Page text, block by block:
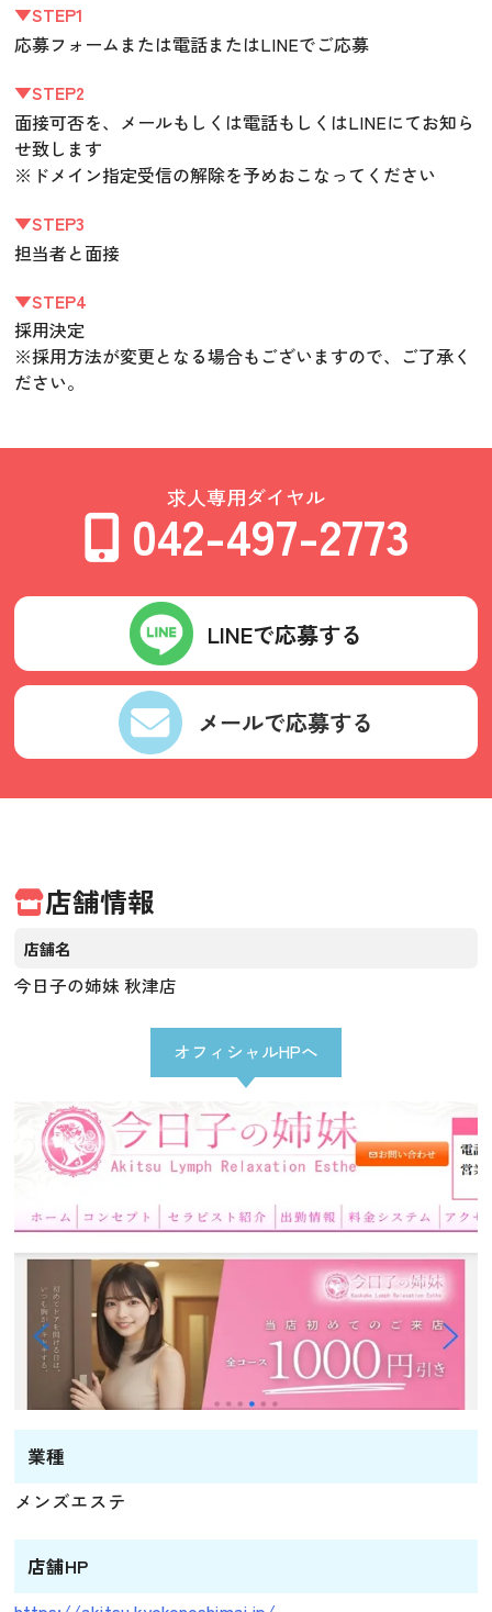
▼STEP1
応募フォームまたは電話またはLINEでご応募
▼STEP2
面接可否を、メールもしくは電話もしくはLINEにてお知ら
せ致します
※ドメイン指定受信の解除を予めおこなってください
▼STEP3
担当者と面接
▼STEP4
採用決定
※採用方法が変更となる場合もございますので、ご了承く
ださい。
求人専用ダイヤル
042-497-2773
LINEで応募する
メールで応募する
店舗情報
店舗名
今日子の姉妹 秋津店
業種
メンズエステ
店舗HP
オフィシャルHPへ